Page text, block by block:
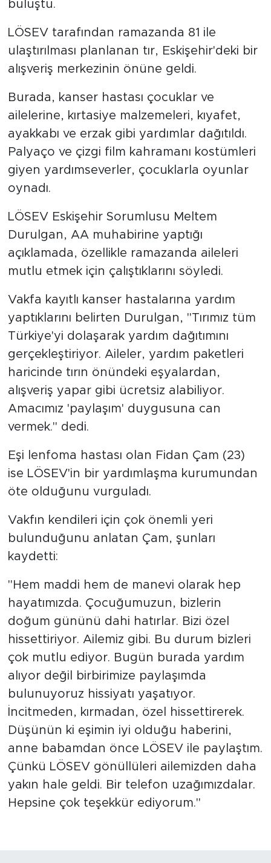
buluştu.
LÖSEV tarafından ramazanda 81 ile
ulaştırılması planlanan tır, Eskişehir'deki bir
alışveriş merkezinin önüne geldi.
Burada, kanser hastası çocuklar ve
ailelerine, kırtasiye malzemeleri, kıyafet,
ayakkabı ve erzak gibi yardımlar dağıtıldı.
Palyaço ve çizgi film kahramanı kostümleri
giyen yardımseverler, çocuklarla oyunlar
oynadı.
LÖSEV Eskişehir Sorumlusu Meltem
Durulgan, AA muhabirine yaptığı
açıklamada, özellikle ramazanda aileleri
mutlu etmek için çalıştıklarını söyledi.
Vakfa kayıtlı kanser hastalarına yardım
yaptıklarını belirten Durulgan, "Tırımız tüm
Türkiye'yi dolaşarak yardım dağıtımını
gerçekleştiriyor. Aileler, yardım paketleri
haricinde tırın önündeki eşyalardan,
alışveriş yapar gibi ücretsiz alabiliyor.
Amacımız 'paylaşım' duygusuna can
vermek." dedi.
Eşi lenfoma hastası olan Fidan Çam (23)
ise LÖSEV'in bir yardımlaşma kurumundan
öte olduğunu vurguladı.
Vakfın kendileri için çok önemli yeri
bulunduğunu anlatan Çam, şunları
kaydetti:
"Hem maddi hem de manevi olarak hep
hayatımızda. Çocuğumuzun, bizlerin
doğum gününü dahi hatırlar. Bizi özel
hissettiriyor. Ailemiz gibi. Bu durum bizleri
çok mutlu ediyor. Bugün burada yardım
alıyor değil birbirimize paylaşımda
bulunuyoruz hissiyatı yaşatıyor.
İncitmeden, kırmadan, özel hissettirerek.
Düşünün ki eşimin iyi olduğu haberini,
anne babamdan önce LÖSEV ile paylaştım.
Çünkü LÖSEV gönüllüleri ailemizden daha
yakın hale geldi. Bir telefon uzağımızdalar.
Hepsine çok teşekkür ediyorum."